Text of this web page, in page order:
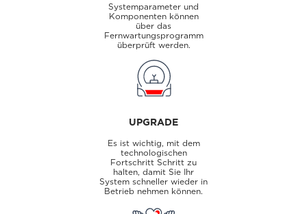
Systemparameter und
Komponenten können
über das
Fernwartungsprogramm
überprüft werden.
UPGRADE
Es ist wichtig, mit dem
technologischen
Fortschritt Schritt zu
halten, damit Sie Ihr
System schneller wieder in
Betrieb nehmen können.